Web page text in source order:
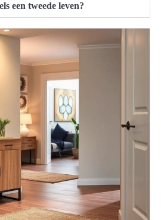
een tweede leven?